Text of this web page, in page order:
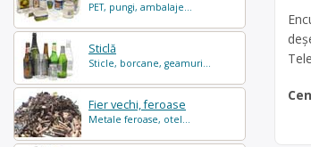
PET, pungi, ambalaje...
Sticlă
Sticle, borcane, geamuri...
Fier vechi, feroase
Metale feroase, otel...